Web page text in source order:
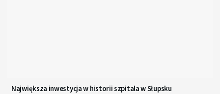
Największa inwestycja w historii szpitala w Słupsku